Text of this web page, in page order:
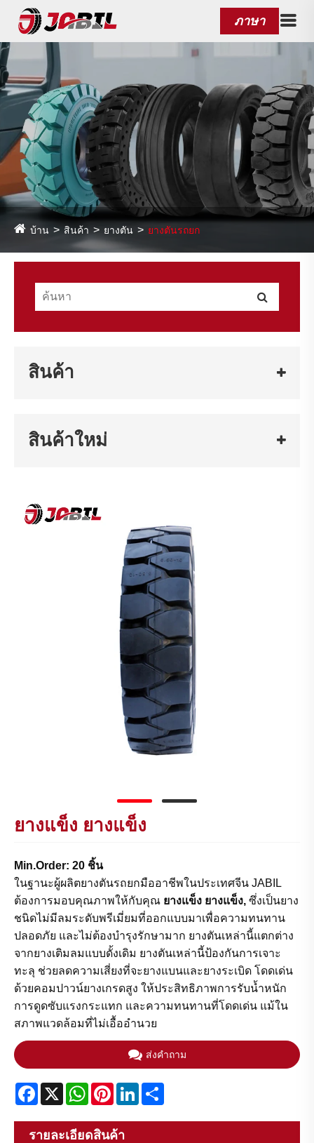
ภาษา
บ้าน สินค้า ยางตัน ยางตันรถยก
สินค้า
สินค้าใหม่
ยางแข็ง ยางแข็ง
Min.Order: 20 ชิ้น
ในฐานะผู้ผลิตยางตันรถยกมืออาชีพในประเทศจีน JABIL
ต้องการมอบคุณภาพให้กับคุณ ยางแข็ง ยางแข็ง, ซึ่งเป็นยาง
ชนิดไม่มีลมระดับพรีเมี่ยมที่ออกแบบมาเพื่อความทนทาน
ปลอดภัย และไม่ต้องบำรุงรักษามาก ยางตันเหล่านี้แตกต่าง
จากยางเติมลมแบบดั้งเดิม ยางตันเหล่านี้ป้องกันการเจาะ
ทะลุ ช่วยลดความเสี่ยงที่จะยางแบนและยางระเบิด โดดเด่น
ด้วยคอมปาวน์ยางเกรดสูง ให้ประสิทธิภาพการรับน้ำหนัก
การดูดซับแรงกระแทก และความทนทานที่โดดเด่น แม้ใน
สภาพแวดล้อมที่ไม่เอื้ออำนวย
ส่งคำถาม
Facebook
X WhatsApp
PinterestLinkedIn
รายละเอียดสินค้า